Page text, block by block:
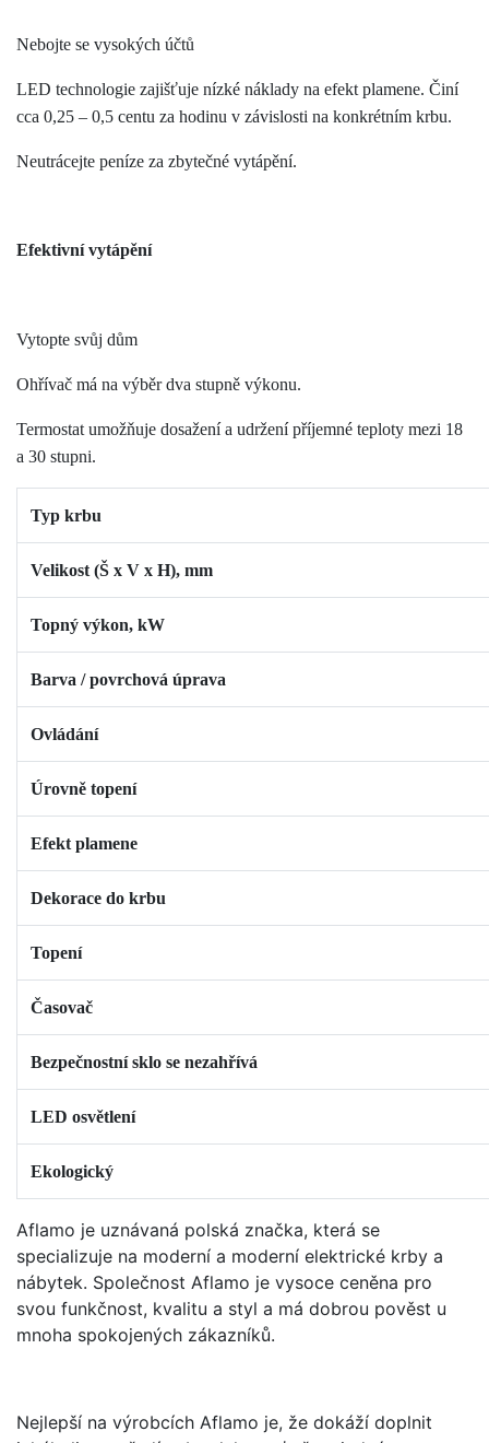
Nebojte se vysokých účtů
LED technologie zajišťuje nízké náklady na efekt plamene. Činí
cca 0,25 – 0,5 centu za hodinu v závislosti na konkrétním krbu.
Neutrácejte peníze za zbytečné vytápění.
Efektivní vytápění
Vytopte svůj dům
Ohřívač má na výběr dva stupně výkonu.
Termostat umožňuje dosažení a udržení příjemné teploty mezi 18
a 30 stupni.
Typ krbu
Velikost (Š x V x H), mm
Topný výkon, kW
Barva / povrchová úprava
Ovládání
Úrovně topení
Efekt plamene
Dekorace do krbu
Topení
Časovač
Bezpečnostní sklo se nezahřívá
LED osvětlení
Ekologický
Aflamo je uznávaná polská značka, která se
specializuje na moderní a moderní elektrické krby a
nábytek. Společnost Aflamo je vysoce ceněna pro
svou funkčnost, kvalitu a styl a má dobrou pověst u
mnoha spokojených zákazníků.
Nejlepší na výrobcích Aflamo je, že dokáží doplnit